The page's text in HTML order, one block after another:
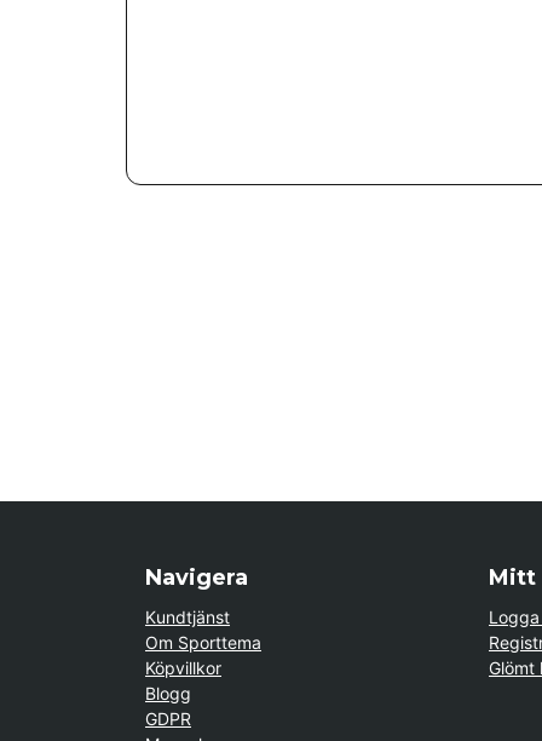
Navigera
Kundtjänst
Om Sporttema
Köpvillkor
Blogg
GDPR
Mitt
Logga
Glömt